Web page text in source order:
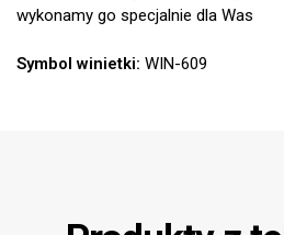
Symbol winietki: WIN-609